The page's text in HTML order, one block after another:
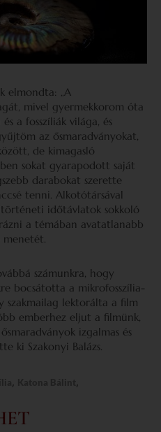
elmondta: „A
mivel gyermekkorom óta
a fosszíliák világa, és
az ősmaradványokat,
de kimagasló
sokat gyarapodott saját
darabokat szerette
tenni. Alkotótársával
időtávlatok sokkoló
a témában avatatlanabb
menetét.
számunkra, hogy
bocsátotta a mikrofosszília-
szakmailag lektorálta a film
emberhez eljut a filmünk,
izgalmas és
ki Szakonyi Balázs.
, ,